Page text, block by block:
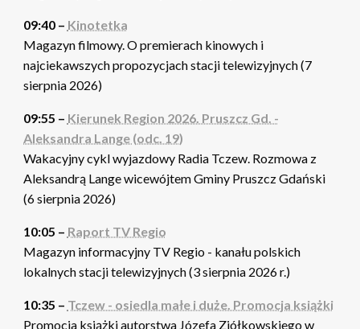
09:40 – Kinotetka
Magazyn filmowy. O premierach kinowych i
najciekawszych propozycjach stacji telewizyjnych (7
sierpnia 2026)
09:55 – Kierunek Region 2026. Pruszcz Gd. -
Aleksandra Lange (odc. 19)
Wakacyjny cykl wyjazdowy Radia Tczew. Rozmowa z
Aleksandrą Lange wicewójtem Gminy Pruszcz Gdański
(6 sierpnia 2026)
10:05 – Raport TV Regio
Magazyn informacyjny TV Regio - kanału polskich
lokalnych stacji telewizyjnych (3 sierpnia 2026 r.)
10:35 – Tczew - osiedla małe i duże. Promocja książki
Promocja książki autorstwa Józefa Ziółkowskiego w